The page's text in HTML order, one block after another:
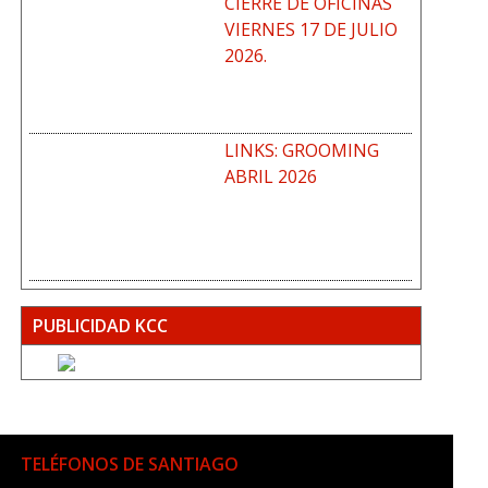
VIERNES 17 DE JULIO
2026.
LINKS: GROOMING
ABRIL 2026
PUBLICIDAD KCC
TELÉFONOS DE SANTIAGO